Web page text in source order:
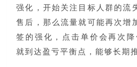
强化，开始关注目标人群的流
售后，那么流量就可能再次增
签的强化，点击单价会再次
就到达盈亏平衡点，能够长期